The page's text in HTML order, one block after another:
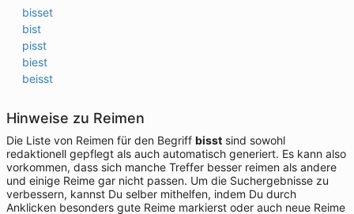
bisset
bist
pisst
biest
beisst
Hinweise zu Reimen
Die Liste von Reimen für den Begriff bisst sind sowohl
redaktionell gepflegt als auch automatisch generiert. Es kann also
vorkommen, dass sich manche Treffer besser reimen als andere
und einige Reime gar nicht passen. Um die Suchergebnisse zu
verbessern, kannst Du selber mithelfen, indem Du durch
Anklicken besonders gute Reime markierst oder auch neue Reime